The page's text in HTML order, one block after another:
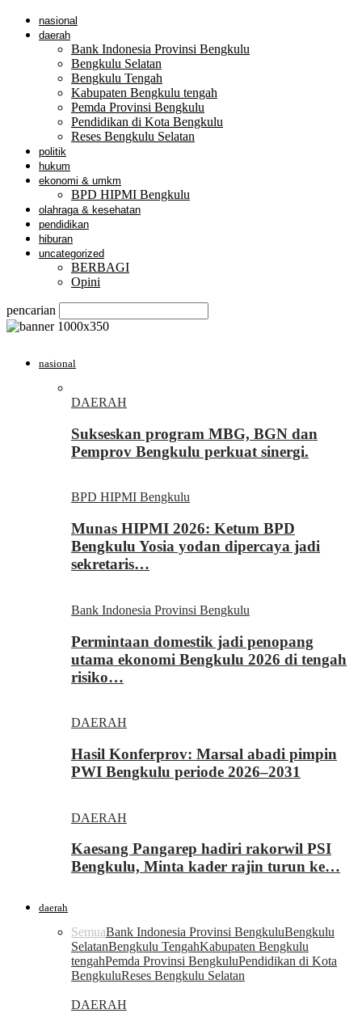
nasional
daerah
Bank Indonesia Provinsi Bengkulu
Bengkulu Selatan
Bengkulu Tengah
Kabupaten Bengkulu tengah
Pemda Provinsi Bengkulu
Pendidikan di Kota Bengkulu
Reses Bengkulu Selatan
politik
hukum
ekonomi & umkm
BPD HIPMI Bengkulu
olahraga & kesehatan
pendidikan
hiburan
uncategorized
BERBAGI
Opini
pencarian
nasional
DAERAH
Sukseskan program MBG, BGN dan
Pemprov Bengkulu perkuat sinergi.
BPD HIPMI Bengkulu
Munas HIPMI 2026: Ketum BPD
Bengkulu Yosia yodan dipercaya jadi
sekretaris…
Bank Indonesia Provinsi Bengkulu
Permintaan domestik jadi penopang
utama ekonomi Bengkulu 2026 di tengah
risiko…
DAERAH
Hasil Konferprov: Marsal abadi pimpin
PWI Bengkulu periode 2026–2031
DAERAH
Kaesang Pangarep hadiri rakorwil PSI
Bengkulu, Minta kader rajin turun ke…
daerah
SemuaBank Indonesia Provinsi BengkuluBengkulu
SelatanBengkulu TengahKabupaten Bengkulu
tengahPemda Provinsi BengkuluPendidikan di Kota
BengkuluReses Bengkulu Selatan
DAERAH